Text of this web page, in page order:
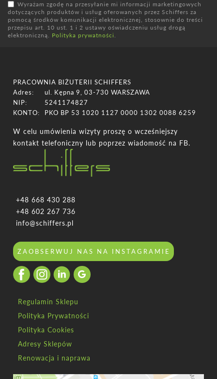
Wyrażam zgodę na przesyłanie mi informacji marketingowych
dotyczących produktów i usług oferowanych przez Schiffers za
pomocą środków komunikacji elektronicznej, stosownie do treści
przepisu art. 10 ust. 1 i 2 ustawy oświadczeniu usług drogą
elektroniczną. Polityka prywatności .
+48 668 430 288
+48 602 267 736
info@schiffers.pl
ZAOBSERWUJ NAS NA INSTAGRAMIE
Regulamin Sklepu
Polityka Prywatności
Polityka Cookies
Adresy Sklepów
Renowacja i naprawa
PRACOWNIA BIŻUTERII SCHIFFERS
Adres:
ul. Kępna 9, 03-730 WARSZAWA
NIP:
5241174827
KONTO:
PKO BP 53 1020 1127 0000 1302 0088 6259
W celu umówienia wizyty proszę o wcześniejszy
kontakt telefoniczny lub poprzez wiadomość na FB.